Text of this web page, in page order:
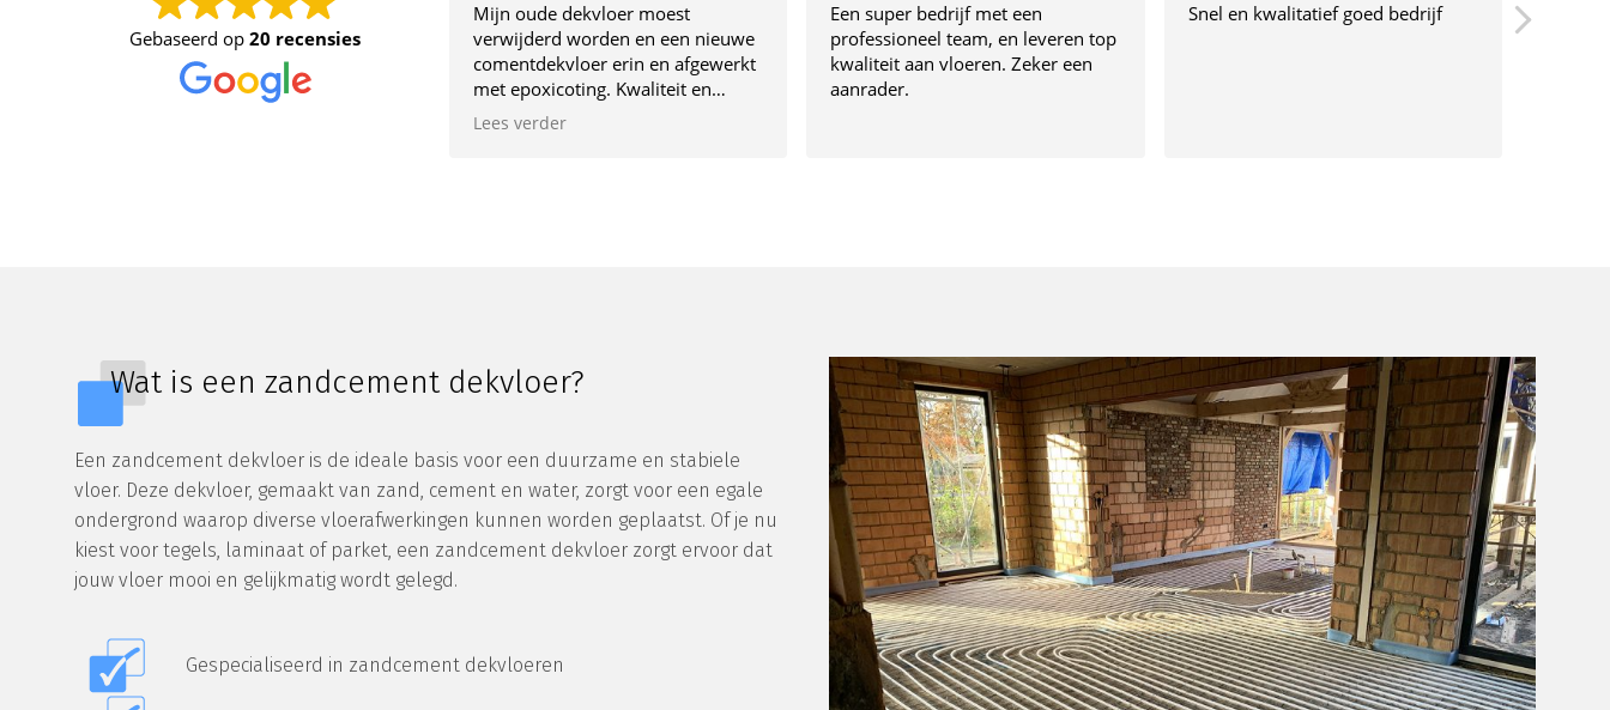
Gebaseerd op 20 recensies
Mijn oude dekvloer moest
verwijderd worden en een nieuwe
comentdekvloer erin en afgewerkt
met epoxicoting. Kwaliteit en
afwerking tot in de puntjes
Lees verder
Een super bedrijf met een
professioneel team, en leveren top
kwaliteit aan vloeren. Zeker een
aanrader.
Snel en kwalitatief goed bedrijf
Bedankt
Wat is een zandcement dekvloer?
Een zandcement dekvloer is de ideale basis voor een duurzame en stabiele
vloer. Deze dekvloer, gemaakt van zand, cement en water, zorgt voor een egale
ondergrond waarop diverse vloerafwerkingen kunnen worden geplaatst. Of je nu
kiest voor tegels, laminaat of parket, een zandcement dekvloer zorgt ervoor dat
jouw vloer mooi en gelijkmatig wordt gelegd.
Gespecialiseerd in zandcement dekvloeren